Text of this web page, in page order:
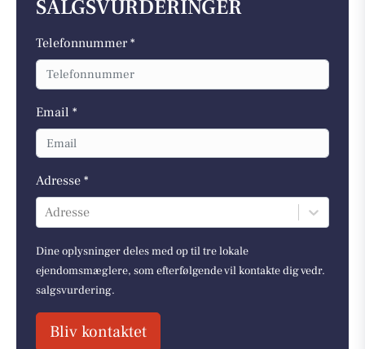
SALGSVURDERINGER
Telefonnummer *
Email *
Adresse *
Adresse
Dine oplysninger deles med op til tre lokale
ejendomsmæglere, som efterfølgende vil kontakte dig vedr.
salgsvurdering.
Bliv kontaktet